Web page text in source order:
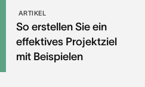
ARTIKEL
So erstellen Sie ein
effektives Projektziel
mit Beispielen